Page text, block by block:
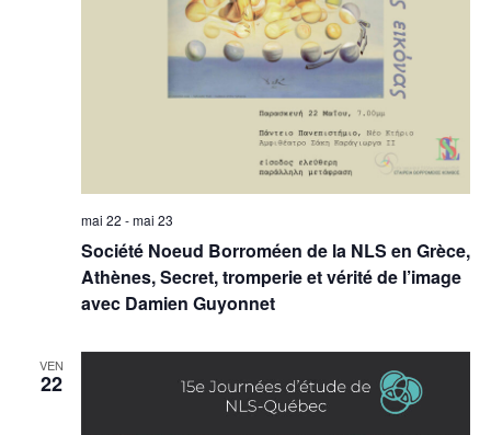
Société Noeud Borroméen de la NLS en Grèce,
Athènes, Secret, tromperie et vérité de l’image
avec Damien Guyonnet
mai 22 -mai 23
VEN
22